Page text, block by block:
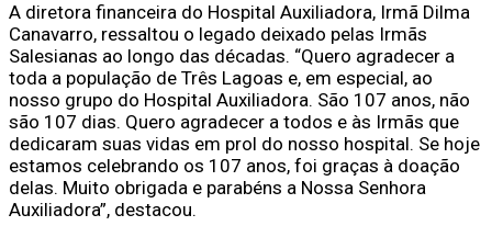
A diretora financeira do Hospital Auxiliadora, Irmã Dilma
Canavarro, ressaltou o legado deixado pelas Irmãs
Salesianas ao longo das décadas. “Quero agradecer a
toda a população de Três Lagoas e, em especial, ao
nosso grupo do Hospital Auxiliadora. São 107 anos, não
são 107 dias. Quero agradecer a todos e às Irmãs que
dedicaram suas vidas em prol do nosso hospital. Se hoje
estamos celebrando os 107 anos, foi graças à doação
delas. Muito obrigada e parabéns a Nossa Senhora
Auxiliadora”, destacou.